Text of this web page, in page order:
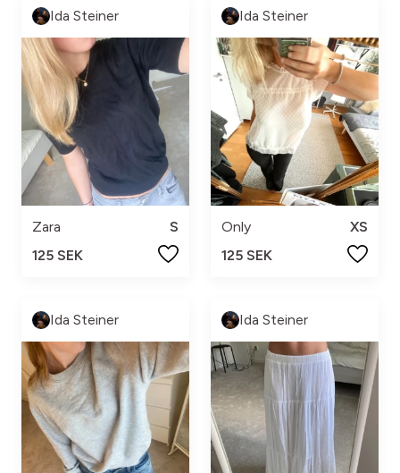
Ida Steiner
Zara
S
125 SEK
Ida Steiner
Only
XS
125 SEK
Ida Steiner Ida Steiner